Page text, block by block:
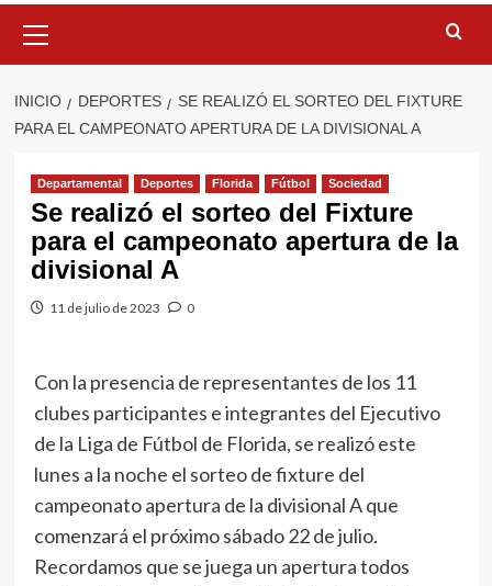
primario
INICIO DEPORTES
SE REALIZÓ EL SORTEO DEL FIXTURE
PARA EL CAMPEONATO APERTURA DE LA DIVISIONAL A
Departamental Deportes Florida Fútbol Sociedad
Se realizó el sorteo del Fixture
para el campeonato apertura de la
divisional A
11 de julio de 2023 0
Con la presencia de representantes de los 11
clubes participantes e integrantes del Ejecutivo
de la Liga de Fútbol de Florida, se realizó este
lunes a la noche el sorteo de fixture del
campeonato apertura de la divisional A que
comenzará el próximo sábado 22 de julio.
Recordamos que se juega un apertura todos